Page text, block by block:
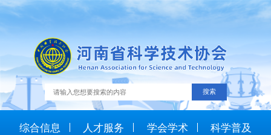
综合信息 人才服务 学会学术
科学普及